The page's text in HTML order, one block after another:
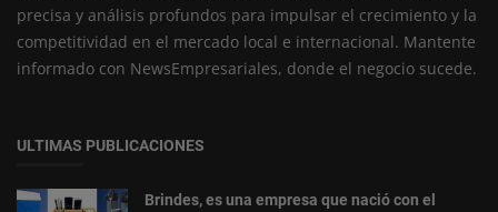
precisa y análisis profundos para impulsar el crecimiento y la
competitividad en el mercado local e internacional. Mantente
informado con NewsEmpresariales, donde el negocio sucede.
ULTIMAS PUBLICACIONES
Brindes, es una empresa que nació con el